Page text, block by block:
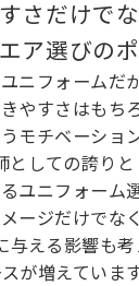
さだけでな
ア選びの
ニフォームだ
やすさはもち
モチベーショ
としての誇りと
ユニフォーム
ージだけでなく
与える影響も考
が増えています